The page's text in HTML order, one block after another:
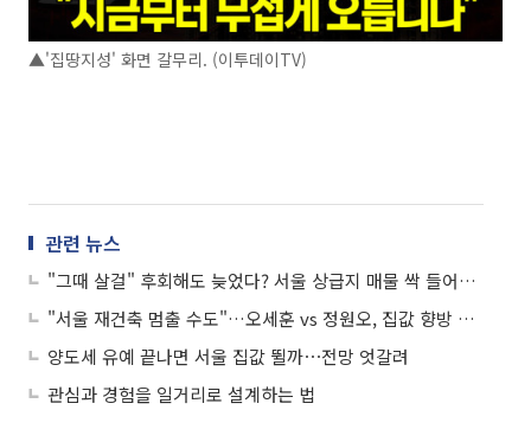
▲'집땅지성' 화면 갈무리. (이투데이TV)
관련 뉴스
"그때 살걸" 후회해도 늦었다? 서울 상급지 매물 싹 들어간 이유
"서울 재건축 멈출 수도"…오세훈 vs 정원오, 집값 향방 갈렸다
양도세 유예 끝나면 서울 집값 뛸까⋯전망 엇갈려
관심과 경험을 일거리로 설계하는 법